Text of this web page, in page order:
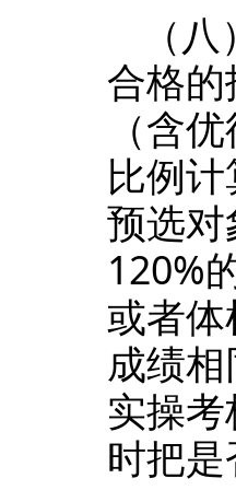
（
合格
（含
比例
预选
120%
或者
成绩
实操
时把